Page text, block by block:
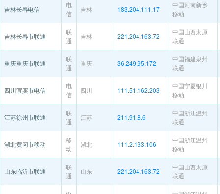
吉林长春电信
电
信
吉林 183.204.111.17
中国河南新乡
移动
吉林长春市联通
联
通
吉林 221.204.163.72
中国山西太原
联通
重庆重庆市联通
联
通
重庆 36.249.95.172
中国福建泉州
联通
四川宜宾市电信
电
信
四川 111.51.162.203
中国宁夏银川
移动
江苏徐州市联通
联
通
江苏 211.91.8.6
中国浙江温州
联通
湖北黄冈市移动
移
动
湖北 111.2.133.106
中国浙江温州
移动
山东临沂市联通
联
通
山东 221.204.163.72
中国山西太原
联通